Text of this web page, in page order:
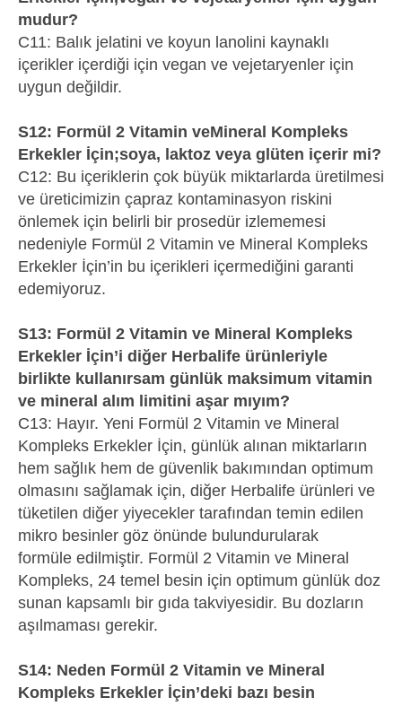
mudur?
C11: Balık jelatini ve koyun lanolini kaynaklı
içerikler içerdiği için vegan ve vejetaryenler için
uygun değildir.
S12: Formül 2 Vitamin veMineral Kompleks
Erkekler İçin;soya, laktoz veya glüten içerir mi?
C12: Bu içeriklerin çok büyük miktarlarda üretilmesi
ve üreticimizin çapraz kontaminasyon riskini
önlemek için belirli bir prosedür izlememesi
nedeniyle Formül 2 Vitamin ve Mineral Kompleks
Erkekler İçin’in bu içerikleri içermediğini garanti
edemiyoruz.
S13: Formül 2 Vitamin ve Mineral Kompleks
Erkekler İçin’i diğer Herbalife ürünleriyle
birlikte kullanırsam günlük maksimum vitamin
ve mineral alım limitini aşar mıyım?
C13: Hayır. Yeni Formül 2 Vitamin ve Mineral
Kompleks Erkekler İçin, günlük alınan miktarların
hem sağlık hem de güvenlik bakımından optimum
olmasını sağlamak için, diğer Herbalife ürünleri ve
tüketilen diğer yiyecekler tarafından temin edilen
mikro besinler göz önünde bulundurularak
formüle edilmiştir. Formül 2 Vitamin ve Mineral
Kompleks, 24 temel besin için optimum günlük doz
sunan kapsamlı bir gıda takviyesidir. Bu dozların
aşılmaması gerekir.
S14: Neden Formül 2 Vitamin ve Mineral
Kompleks Erkekler İçin’deki bazı besin